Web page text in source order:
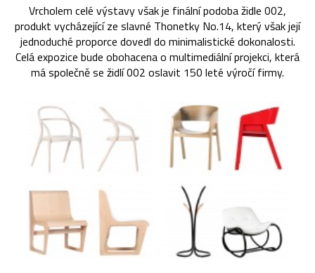
Vrcholem celé výstavy však je finální podoba židle 002,
produkt vycházející ze slavné Thonetky No.14, který však její
jednoduché proporce dovedl do minimalistické dokonalosti.
Celá expozice bude obohacena o multimediální projekci, která
má společně se židlí 002 oslavit 150 leté výročí firmy.